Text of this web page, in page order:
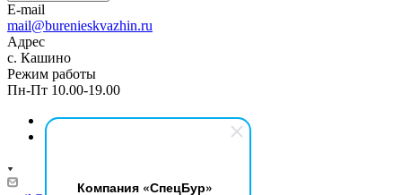
Компания «СпецБур»
E-mail
mail@burenieskvazhin.ru
Адрес
с. Кашино
Режим работы
Пн-Пт 10.00-19.00